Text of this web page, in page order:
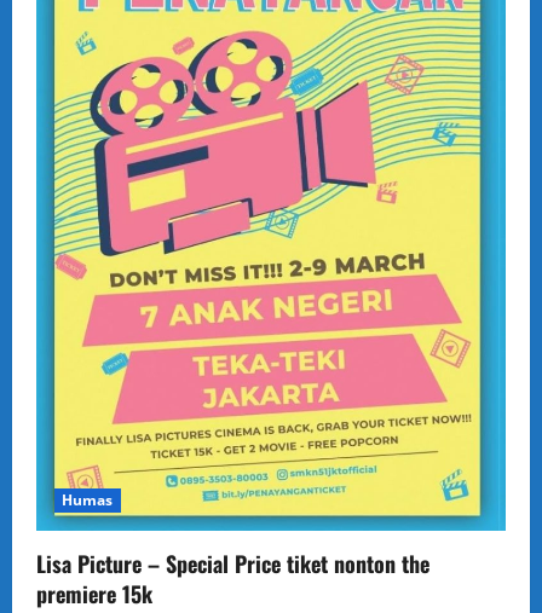
Humas
Lisa Picture – Special Price tiket nonton the
premiere 15k